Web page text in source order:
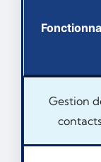
Gestion
contacts